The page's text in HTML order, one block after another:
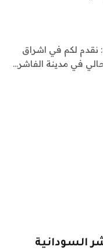
عاجلة: نقدم لكم في اشراق
السودانية